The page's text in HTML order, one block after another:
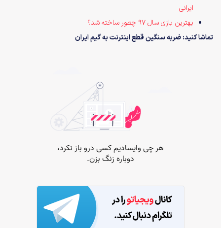
ایرانی
بهترین بازی سال ۹۷ چطور ساخته شد؟
تماشا کنید: ضربه سنگین قطع اینترنت به گیم ایران